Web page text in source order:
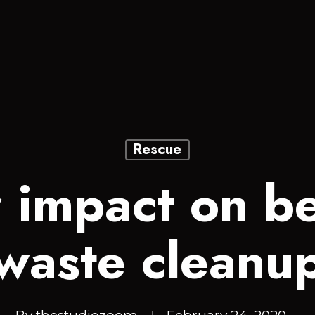
Rescue
on